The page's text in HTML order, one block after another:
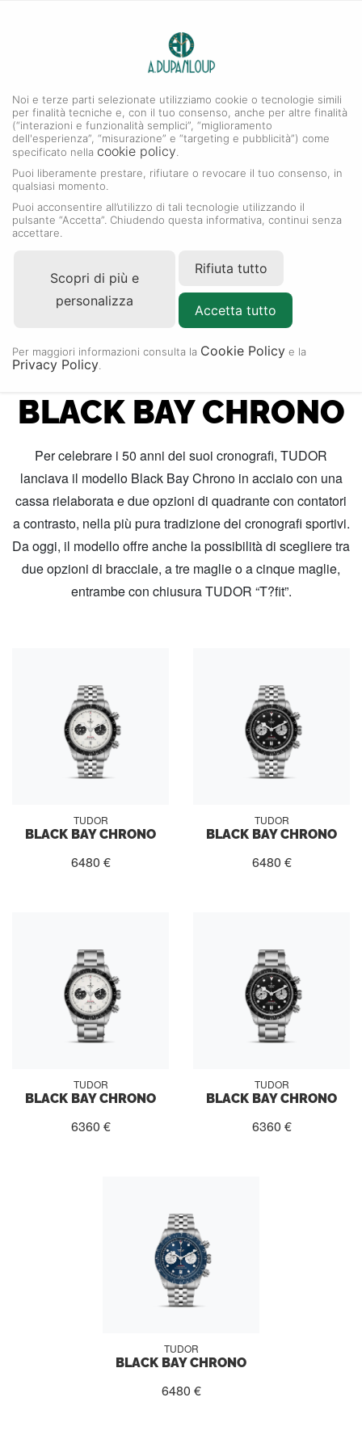
RIVENDITORE AUTORIZZATO
COLLEZIONE TUDOR
BLACK BAY CHRONO
Per celebrare i 50 anni dei suoi cronografi, TUDOR
lanciava il modello Black Bay Chrono in acciaio con una
cassa rielaborata e due opzioni di quadrante con contatori
a contrasto, nella più pura tradizione dei cronografi sportivi.
Da oggi, il modello offre anche la possibilità di scegliere tra
due opzioni di bracciale, a tre maglie o a cinque maglie,
entrambe con chiusura TUDOR “T?fit”.
TUDOR
BLACK BAY CHRONO
6480 €
TUDOR
BLACK BAY CHRONO
6480 €
TUDOR
BLACK BAY CHRONO
6360 €
TUDOR
BLACK BAY CHRONO
6360 €
TUDOR
BLACK BAY CHRONO
6480 €
Noi e terze parti selezionate utilizziamo cookie o tecnologie simili
per finalità tecniche e, con il tuo consenso, anche per altre finalità
(“interazioni e funzionalità semplici”, “miglioramento
dell'esperienza”, “misurazione” e “targeting e pubblicità”) come
specificato nella cookie policy
Puoi liberamente prestare, rifiutare o revocare il tuo consenso, in
qualsiasi momento.
Puoi acconsentire all’utilizzo di tali tecnologie utilizzando il
pulsante “Accetta”. Chiudendo questa informativa, continui senza
accettare.
Scopri di più e
personalizza
Rifiuta tutto
Accetta tutto
Per maggiori informazioni consulta la Cookie Policy e la
Privacy Policy